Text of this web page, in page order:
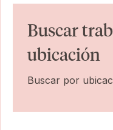
Buscar
ubicación
Buscar por